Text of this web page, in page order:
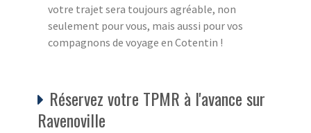
votre trajet sera toujours agréable, non
seulement pour vous, mais aussi pour vos
compagnons de voyage en Cotentin !
Réservez votre TPMR à l'avance sur
Ravenoville